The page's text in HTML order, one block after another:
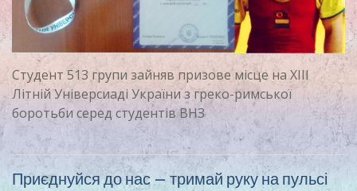
Студент 513 групи зайняв призове місце на ХІІІ
Літній Універсиаді України з греко-римської
боротьби серед студентів ВНЗ
Приєднуйся до нас – тримай руку на пульсі